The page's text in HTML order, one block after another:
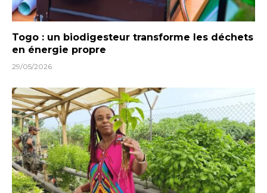
Togo : un biodigesteur transforme les déchets
en énergie propre
29/05/2026